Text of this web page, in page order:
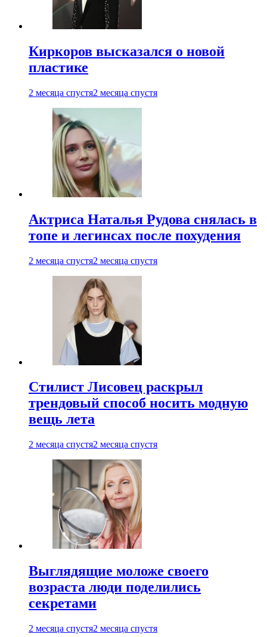
Киркоров высказался о новой
пластике
2 месяца спустя2 месяца спустя
Актриса Наталья Рудова снялась в
топе и легинсах после похудения
2 месяца спустя2 месяца спустя
Стилист Лисовец раскрыл
трендовый способ носить модную
вещь лета
2 месяца спустя2 месяца спустя
Выглядящие моложе своего
возраста люди поделились
секретами
2 месяца спустя2 месяца спустя